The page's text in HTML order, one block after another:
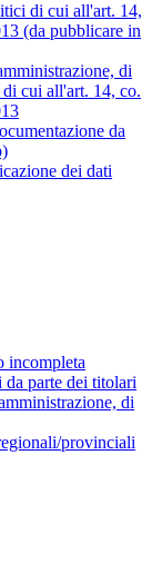
di cui all'art. 14,
(da pubblicare in
di
cui all'art. 14, co.
da
dei dati
incompleta
parte dei titolari
di
provinciali